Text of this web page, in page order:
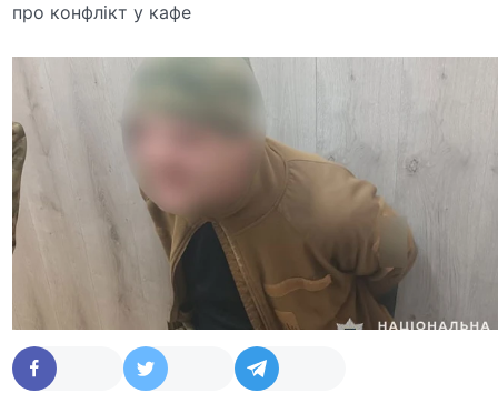
про конфлікт у кафе